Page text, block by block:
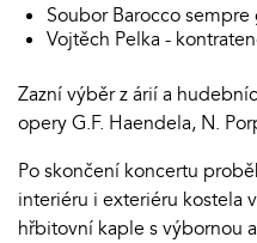
Soubor Barocco
Vojtěch Pelka -
Zazní výběr z árií a
opery G.F. Haendela, N.
Po skončení koncertu
interiéru i exteriéru kostela
hřbitovní kaple s výbornou